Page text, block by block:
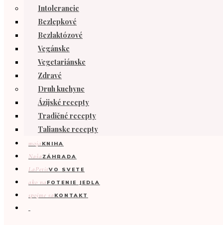
Intolerancie
Bezlepkové
Bezlaktózové
Vegánske
Vegetariánske
Zdravé
Druh kuchyne
Ázijské recepty
Tradičné recepty
Talianske recepty
moja KNIHA
Naša ZÁHRADA
LaPetitVO SVETE
ako na FOTENIE JEDLA
spojme sa KONTAKT